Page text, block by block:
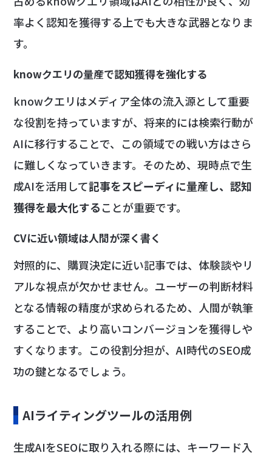
率よく認知を獲得する上でも大きな武器となりま
す。
knowクエリの量産で認知獲得を強化する
knowクエリはメディア全体の流入源として重要
な役割を持っていますが、将来的には検索行動が
AIに移行することで、この領域での戦い方はさら
に難しくなっていきます。そのため、現時点で生
成AIを活用して記事をスピーディに量産し、認知
獲得を最大化することが重要です。
CVに近い領域は人間が深く書く
対照的に、購買決定に近い記事では、体験談やリ
アルな視点が欠かせません。ユーザーの判断材料
となる情報の精度が求められるため、人間が執筆
することで、より高いコンバージョンを獲得しや
すくなります。この役割分担が、AI時代のSEO成
功の鍵となるでしょう。
AIライティングツールの活用例
生成AIをSEOに取り入れる際には、キーワード入